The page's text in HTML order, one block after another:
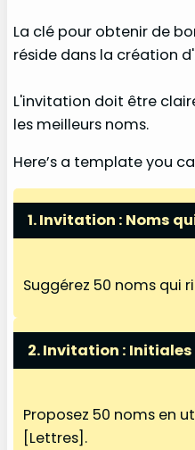
La clé pour obtenir de
réside dans la création
L'invitation doit être
les meilleurs noms.
Here’s a template you
1. Invitation : Noms
Suggérez 50 noms qui
2. Invitation : Initiales
Proposez 50 noms en
[Lettres].